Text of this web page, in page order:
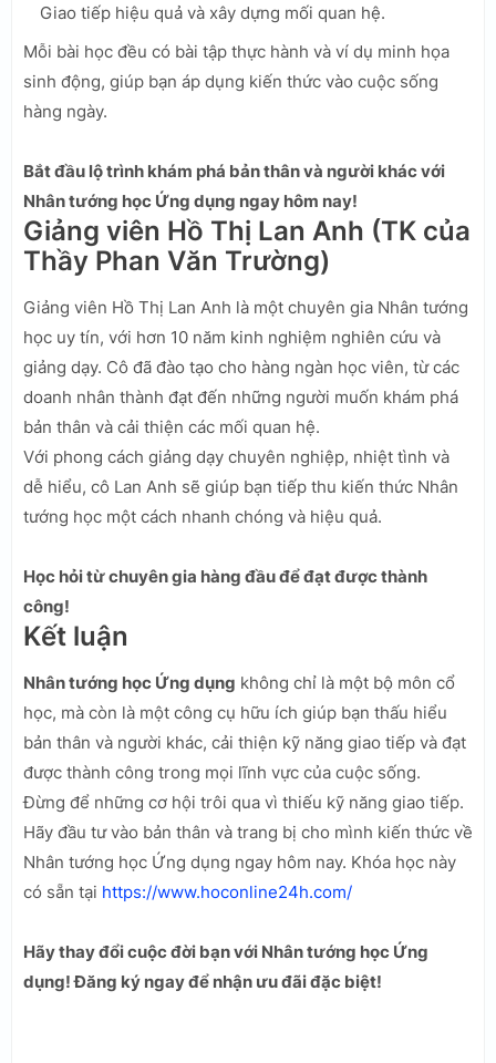
Giao tiếp hiệu quả và xây dựng mối quan hệ.
Mỗi bài học đều có bài tập thực hành và ví dụ minh họa
sinh động, giúp bạn áp dụng kiến thức vào cuộc sống
hàng ngày.
Bắt đầu lộ trình khám phá bản thân và người khác với
Nhân tướng học Ứng dụng ngay hôm nay!
Giảng viên Hồ Thị Lan Anh (TK của
Thầy Phan Văn Trường)
Giảng viên Hồ Thị Lan Anh là một chuyên gia Nhân tướng
học uy tín, với hơn 10 năm kinh nghiệm nghiên cứu và
giảng dạy. Cô đã đào tạo cho hàng ngàn học viên, từ các
doanh nhân thành đạt đến những người muốn khám phá
bản thân và cải thiện các mối quan hệ.
Với phong cách giảng dạy chuyên nghiệp, nhiệt tình và
dễ hiểu, cô Lan Anh sẽ giúp bạn tiếp thu kiến thức Nhân
tướng học một cách nhanh chóng và hiệu quả.
Học hỏi từ chuyên gia hàng đầu để đạt được thành
công!
Kết luận
Nhân tướng học Ứng dụng không chỉ là một bộ môn cổ
học, mà còn là một công cụ hữu ích giúp bạn thấu hiểu
bản thân và người khác, cải thiện kỹ năng giao tiếp và đạt
được thành công trong mọi lĩnh vực của cuộc sống.
Đừng để những cơ hội trôi qua vì thiếu kỹ năng giao tiếp.
Hãy đầu tư vào bản thân và trang bị cho mình kiến thức về
Nhân tướng học Ứng dụng ngay hôm nay. Khóa học này
có sẵn tại https://www.hoconline24h.com/
Hãy thay đổi cuộc đời bạn với Nhân tướng học Ứng
dụng! Đăng ký ngay để nhận ưu đãi đặc biệt!